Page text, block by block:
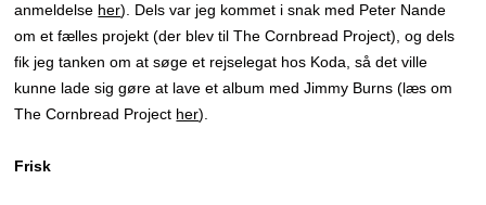
anmeldelse her). Dels var jeg kommet i snak med Peter Nande
om et fælles projekt (der blev til The Cornbread Project), og dels
fik jeg tanken om at søge et rejselegat hos Koda, så det ville
kunne lade sig gøre at lave et album med Jimmy Burns (læs om
The Cornbread Project her).
Frisk